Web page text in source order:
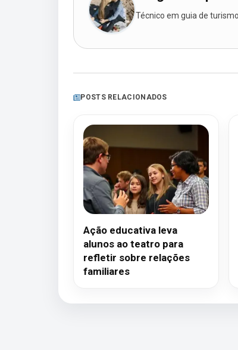
Técnico em guia de
POSTS RELACIONADOS
Ação educativa leva
alunos ao teatro para
refletir sobre relações
familiares